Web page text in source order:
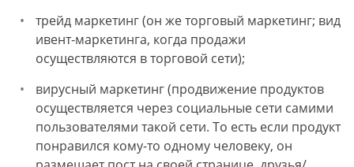
трейд маркетинг (он же торговый маркетинг; вид
ивент-маркетинга, когда продажи
осуществляются в торговой сети);
вирусный маркетинг (продвижение продуктов
осуществляется через социальные сети самими
пользователями такой сети. То есть если продукт
понравился кому-то одному человеку, он